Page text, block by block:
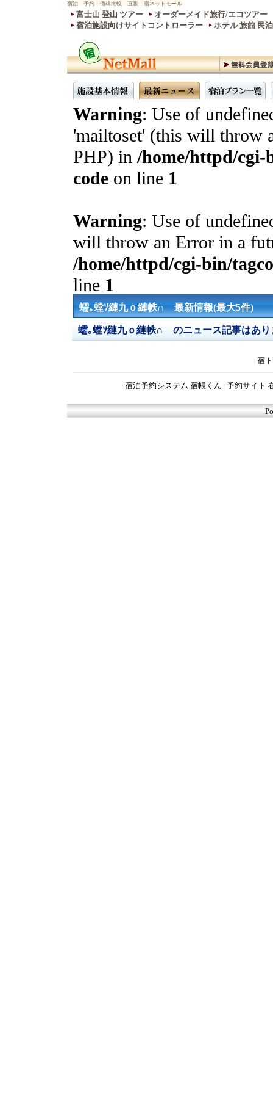
宿泊 予約 価格比較 直販 宿ネットモール
富士山 登山 ツアー
オーダーメイド旅行/エコツアー
宿泊施設向けサイトコントローラー
ホテル 旅館 民
Warning: Use of
'mailtoset' (this will throw
PHP) in/home/httpd/cgi-
code on line 1
Warning: Use of
will throw an Error in a
/home/httpd/cgi-bin/
line 1
蠕｡螳ｿ縺九ｏ縺帙∩ 最新情報(最大5件)
蠕｡螳ｿ縺九ｏ縺帙∩ のニュース記事はあり
宿
宿泊予約システム 宿帳くん 予約サイト